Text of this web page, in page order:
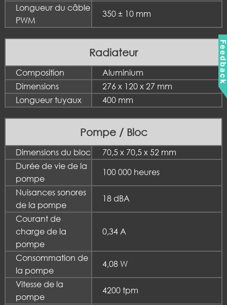
Longueur du câble
PWM
350 ± 10 mm
Radiateur
Composition
Aluminium
Dimensions
276 x 120 x 27 mm
Longueur tuyaux
400 mm
Pompe / Bloc
Dimensions du bloc
70,5 x 70,5 x 52 mm
Durée de vie de la
pompe
100 000 heures
Nuisances sonores
de la pompe
18 dBA
Courant de
charge de la
pompe
0,34 A
Consommation de
la pompe
4,08 W
Vitesse de la
pompe
4200 tpm